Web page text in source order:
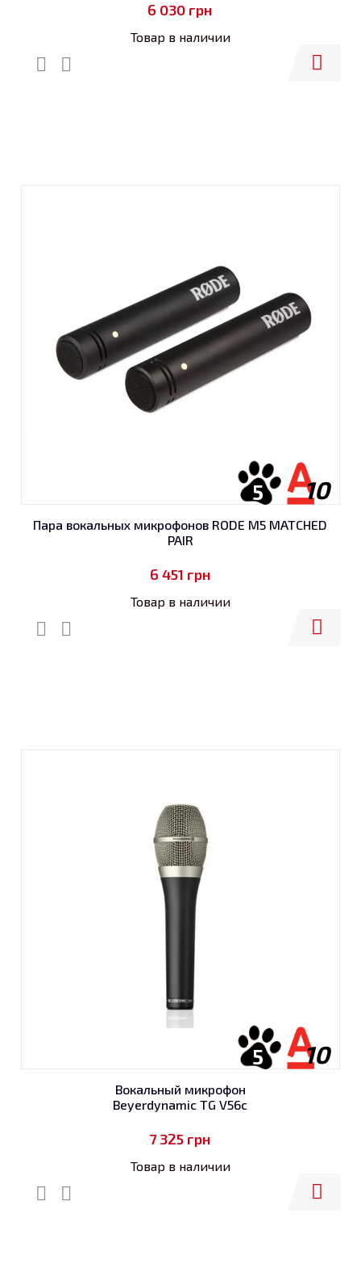
6 030 грн
Товар в наличии
10
5
Пара вокальных микрофонов RODE M5 MATCHED
PAIR
6 451 грн
Товар в наличии
10
5
Вокальный микрофон
Beyerdynamic TG V56c
7 325 грн
Товар в наличии